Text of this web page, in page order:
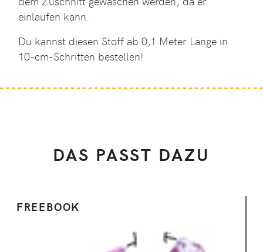
einlaufen kann.
Du kannst diesen Stoff ab 0,1 Meter Länge in
10-cm-Schritten bestellen!
DAS PASST DAZU
FREEBOOK